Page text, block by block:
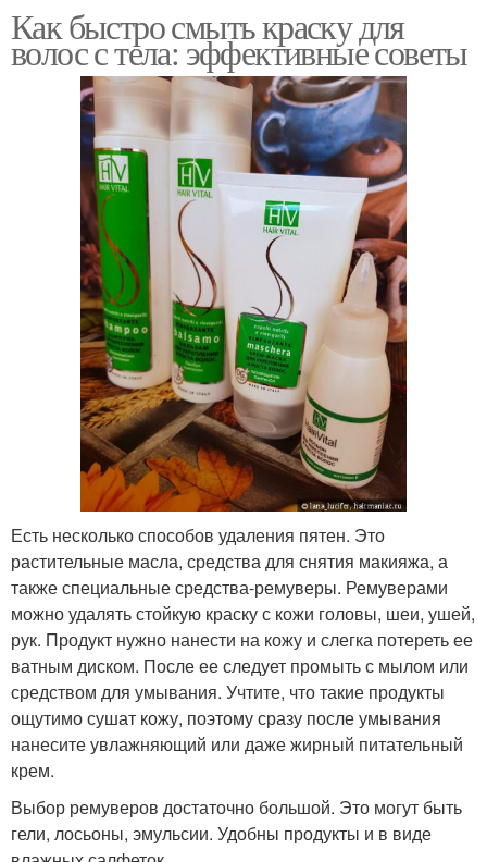
Как быстро смыть краску для
волос с тела: эффективные советы
Есть несколько способов удаления пятен. Это
растительные масла, средства для снятия макияжа, а
также специальные средства-ремуверы. Ремуверами
можно удалять стойкую краску с кожи головы, шеи, ушей,
рук. Продукт нужно нанести на кожу и слегка потереть ее
ватным диском. После ее следует промыть с мылом или
средством для умывания. Учтите, что такие продукты
ощутимо сушат кожу, поэтому сразу после умывания
нанесите увлажняющий или даже жирный питательный
крем.
Выбор ремуверов достаточно большой. Это могут быть
гели, лосьоны, эмульсии. Удобны продукты и в виде